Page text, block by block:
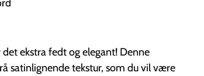
ekstra fedt og elegant! Denne
satinlignende tekstur, som du vil være